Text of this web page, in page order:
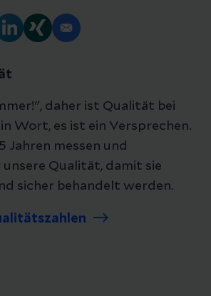
daher ist Qualität bei
Wort, es ist ein Versprechen.
Jahren messen und
Qualität, damit sie
sicher behandelt werden.